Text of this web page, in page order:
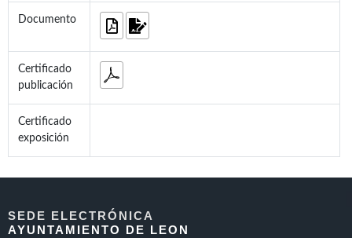
Documento
Certificado
publicación
Certificado
exposición
SEDE ELECTRÓNICA
AYUNTAMIENTO DE LEON